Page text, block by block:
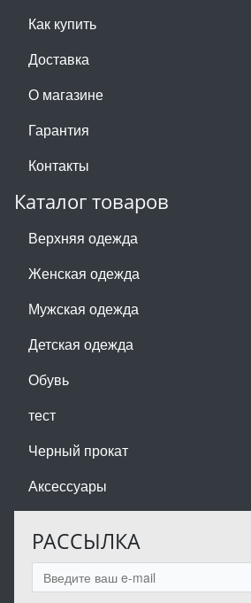
Как купить
Доставка
О магазине
Гарантия
Контакты
Каталог товаров
Верхняя одежда
Женская одежда
Мужская одежда
Детская одежда
Обувь
тест
Черный прокат
Аксессуары
РАССЫЛКА